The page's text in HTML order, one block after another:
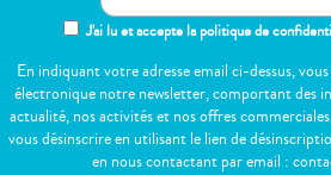
J'ai lu et accepte la politique de
En indiquant votre adresse email ci-dessus,
électronique notre newsletter, comportant des
actualité, nos activités et nos offres
vous désinscrire en utilisant le lien de
en nous contactant par email :